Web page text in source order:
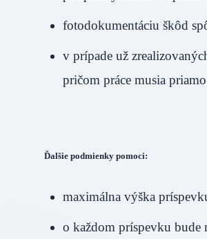
fotodokumentáciu škôd
v prípade už
pričom práce musia
Ďalšie podmienky pomoci:
maximálna výška
o každom príspevku bude